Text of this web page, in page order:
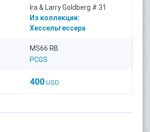
Ira & Larry Goldberg # 31
Из коллекции:
Хессельгессера
MS66 RB
PCGS
400 USD